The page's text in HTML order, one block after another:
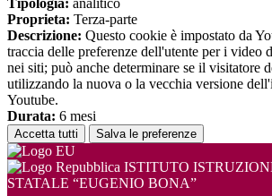
Tipologia: analitico
Proprieta: Terza-parte
Descrizione: Questo cookie è impostato da
traccia delle preferenze dell'utente per i video
nei siti; può anche determinare se il visitatore
utilizzando la nuova o la vecchia versione
Youtube.
Durata: 6 mesi
Accetta tutti Salva le preferenze
ISTITUTO
STATALE “EUGENIO BONA”